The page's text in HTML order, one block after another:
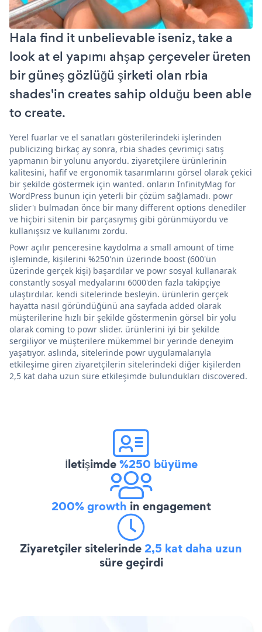
Hala find it unbelievable iseniz, take a
look at el yapımı ahşap çerçeveler üreten
bir güneş gözlüğü şirketi olan rbia
shades'in creates sahip olduğu been able
to create.
Yerel fuarlar ve el sanatları gösterilerindeki işlerinden
publicizing birkaç ay sonra, rbia shades çevrimiçi satış
yapmanın bir yolunu arıyordu. ziyaretçilere ürünlerinin
kalitesini, hafif ve ergonomik tasarımlarını görsel olarak çekici
bir şekilde göstermek için wanted. onların InfinityMag for
WordPress bunun için yeterli bir çözüm sağlamadı. powr
slider'ı bulmadan önce bir many different options denediler
ve hiçbiri sitenin bir parçasıymış gibi görünmüyordu ve
kullanışsız ve kullanımı zordu.
Powr açılır penceresine kaydolma a small amount of time
işleminde, kişilerini %250'nin üzerinde boost (600'ün
üzerinde gerçek kişi) başardılar ve powr sosyal kullanarak
constantly sosyal medyalarını 6000'den fazla takipçiye
ulaştırdılar. kendi sitelerinde besleyin. ürünlerin gerçek
hayatta nasıl göründüğünü ana sayfada added olarak
müşterilerine hızlı bir şekilde göstermenin görsel bir yolu
olarak coming to powr slider. ürünlerini iyi bir şekilde
sergiliyor ve müşterilere mükemmel bir yerinde deneyim
yaşatıyor. aslında, sitelerinde powr uygulamalarıyla
etkileşime giren ziyaretçilerin sitelerindeki diğer kişilerden
2,5 kat daha uzun süre etkileşimde bulundukları discovered.
İletişimde%250 büyüme
200% growth in engagement
Ziyaretçiler sitelerinde2,5 kat daha uzun
süre geçirdi